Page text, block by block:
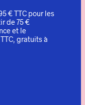
€ TTC pour les
de 75 €
et le
gratuits à